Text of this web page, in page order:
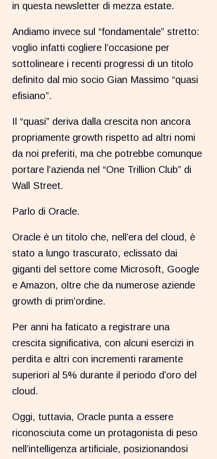
in questa newsletter di mezza estate.
Andiamo invece sul “fondamentale” stretto:
voglio infatti cogliere l’occasione per
sottolineare i recenti progressi di un titolo
definito dal mio socio Gian Massimo “quasi
efisiano”.
Il “quasi” deriva dalla crescita non ancora
propriamente growth rispetto ad altri nomi
da noi preferiti, ma che potrebbe comunque
portare l’azienda nel “One Trillion Club” di
Wall Street.
Parlo di Oracle.
Oracle è un titolo che, nell’era del cloud, è
stato a lungo trascurato, eclissato dai
giganti del settore come Microsoft, Google
e Amazon, oltre che da numerose aziende
growth di prim’ordine.
Per anni ha faticato a registrare una
crescita significativa, con alcuni esercizi in
perdita e altri con incrementi raramente
superiori al 5% durante il periodo d’oro del
cloud.
Oggi, tuttavia, Oracle punta a essere
riconosciuta come un protagonista di peso
nell’intelligenza artificiale, posizionandosi